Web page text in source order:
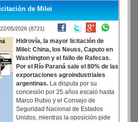
de Milei
22/05/2026 (8721)
Hidrovía, la mayor licitación de
Milei: China, los Neuss, Caputo en
Washington y el fallo de Rafecas.
Por el Río Paraná sale el 80% de las
exportaciones agroindustriales
argentinas. La disputa por su
concesión por 25 años escaló hasta
Marco Rubio y el Consejo de
Seguridad Nacional de Estados
Unidos, mientras la oposición pide